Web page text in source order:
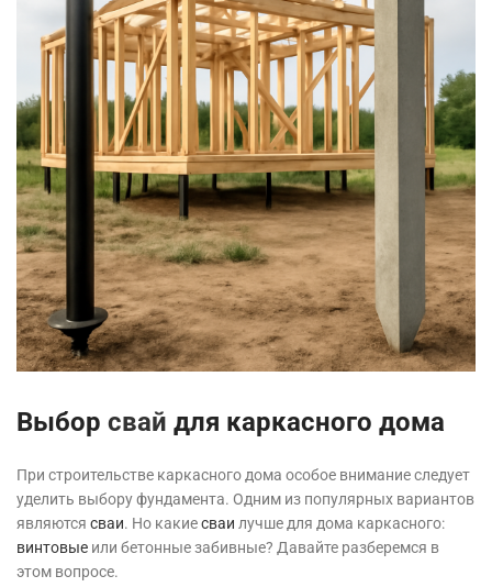
Выбор свай для каркасного дома
При строительстве каркасного дома особое внимание следует
уделить выбору фундамента. Одним из популярных вариантов
являются сваи. Но какиесваи лучше для дома каркасного:
винтовые или бетонные забивные? Давайте разберемся в
этом вопросе.